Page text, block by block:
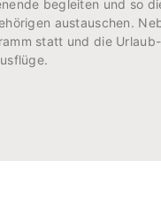
begleiten und so
austauschen.
statt und die